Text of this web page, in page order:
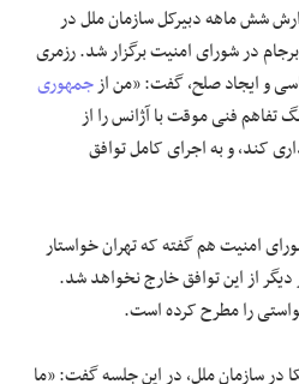
شش ماهه دبیرکل سازمان ملل در
مورد اجرای توافق هسته‌ای ۲۰۱۵ برجام در شورای امنیت برگزار شد. رزمری
و ایجاد صلح، گفت: «من ازجمهوری
فنی موقت با آژانس را از
کند، و به اجرای کامل توافق
امنیت هم گفته که تهران خواستار
دیگر از این توافق خارج نخواهد شد.
را مطرح کرده است.
در سازمان ملل، در این جلسه گفت: «ما